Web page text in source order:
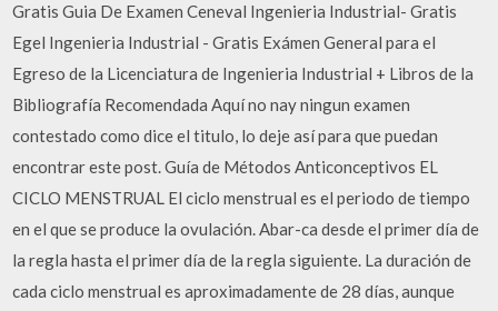
Gratis Guia De Examen Ceneval Ingenieria Industrial- Gratis
Egel Ingenieria Industrial - Gratis Exámen General para el
Egreso de la Licenciatura de Ingenieria Industrial + Libros de la
Bibliografía Recomendada Aquí no nay ningun examen
contestado como dice el titulo, lo deje así para que puedan
encontrar este post. Guía de Métodos Anticonceptivos EL
CICLO MENSTRUAL El ciclo menstrual es el periodo de tiempo
en el que se produce la ovulación. Abar-ca desde el primer día de
la regla hasta el primer día de la regla siguiente. La duración de
cada ciclo menstrual es aproximadamente de 28 días, aunque